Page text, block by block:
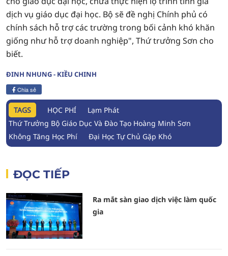
dịch vụ giáo dục đại học. Bộ sẽ đề nghị Chính phủ có
chính sách hỗ trợ các trường trong bối cảnh khó khăn
giống như hỗ trợ doanh nghiệp", Thứ trưởng Sơn cho
biết.
ĐINH NHUNG - KIỀU CHINH
Chia sẻ
TAGS HỌC PHÍ
Lạm Phát
Thứ Trưởng Bộ Giáo Dục Và Đào Tạo Hoàng Minh Sơn
Không Tăng Học Phí
Đại Học Tự Chủ Gặp Khó
ĐỌC TIẾP
Ra mắt sàn giao dịch việc làm quốc
gia